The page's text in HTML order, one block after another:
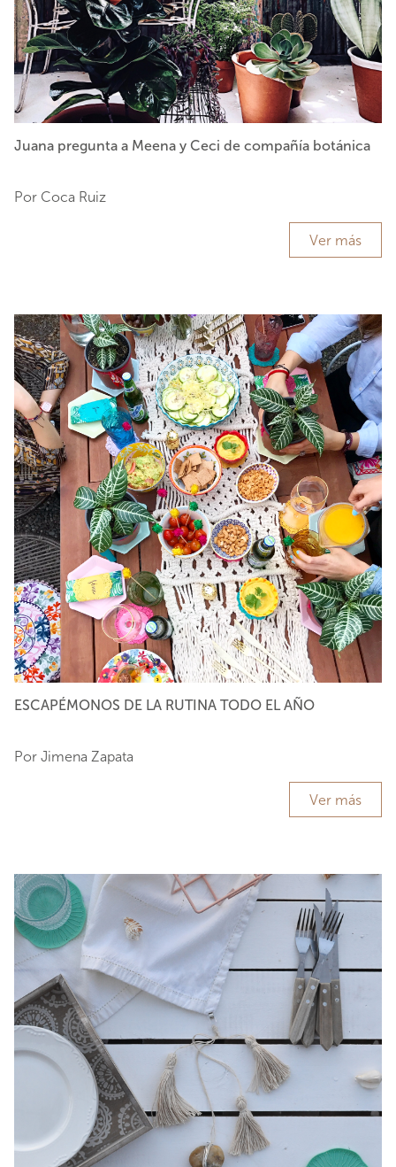
Juana pregunta a Meena y Ceci de compañía botánica
Por Coca Ruiz
Ver más
ESCAPÉMONOS DE LA RUTINA TODO EL AÑO
Por Jimena Zapata
Ver más